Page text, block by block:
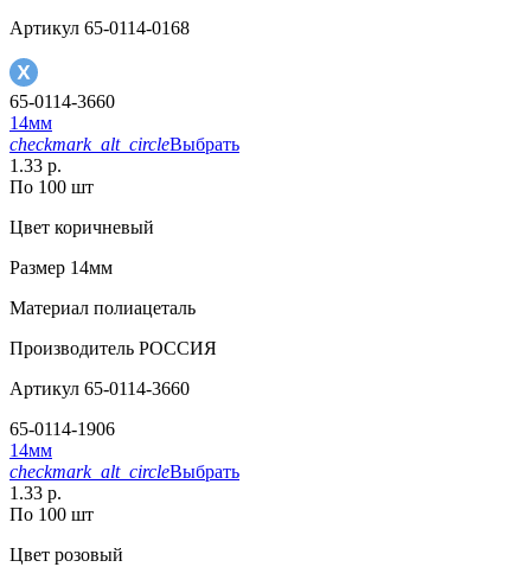
Артикул 65-0114-0168
65-0114-3660
14мм
checkmark_alt_circleВыбрать
1.33 р.
По 100 шт
Цвет коричневый
Размер 14мм
Материал полиацеталь
Производитель РОССИЯ
Артикул 65-0114-3660
65-0114-1906
14мм
checkmark_alt_circleВыбрать
1.33 р.
По 100 шт
Цвет розовый